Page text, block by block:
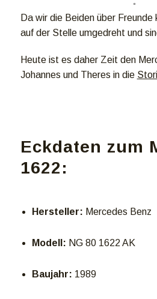
Da wir die Beiden über Freunde
auf der Stelle umgedreht und
Heute ist es daher Zeit den
Johannes und Theres in die
Eckdaten zum
1622:
Hersteller: Mercedes Benz
Modell: NG 80 1622 AK
Baujahr: 1989